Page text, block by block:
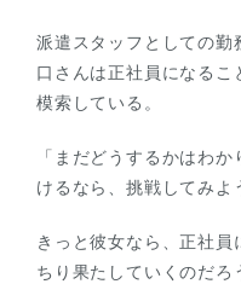
派遣スタッフとしての勤
口さんは正社員になる
模索している。
「まだどうするかはわ
けるなら、挑戦してみよ
きっと彼女なら、正社
ちり果たしていくのだろ